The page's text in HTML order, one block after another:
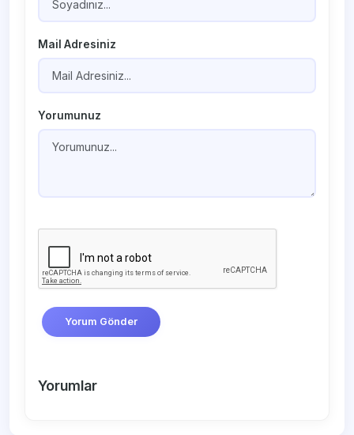
Mail Adresiniz
Yorumunuz
Yorum Gönder
Yorumlar